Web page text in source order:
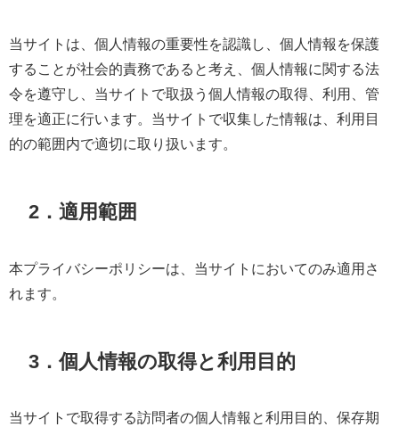
当サイトは、個人情報の重要性を認識し、個人情報を保護
することが社会的責務であると考え、個人情報に関する法
令を遵守し、当サイトで取扱う個人情報の取得、利用、管
理を適正に行います。当サイトで収集した情報は、利用目
的の範囲内で適切に取り扱います。
2．適用範囲
本プライバシーポリシーは、当サイトにおいてのみ適用さ
れます。
3．個人情報の取得と利用目的
当サイトで取得する訪問者の個人情報と利用目的、保存期